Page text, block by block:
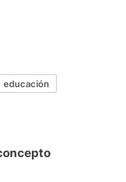
educación